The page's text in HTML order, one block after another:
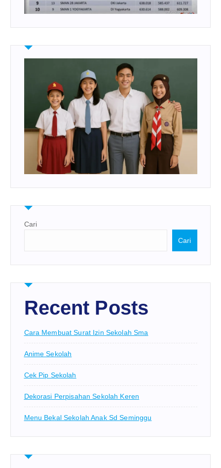
Cari
Cari
Recent Posts
Cara Membuat Surat Izin Sekolah Sma
Anime Sekolah
Cek Pip Sekolah
Dekorasi Perpisahan Sekolah Keren
Menu Bekal Sekolah Anak Sd Seminggu